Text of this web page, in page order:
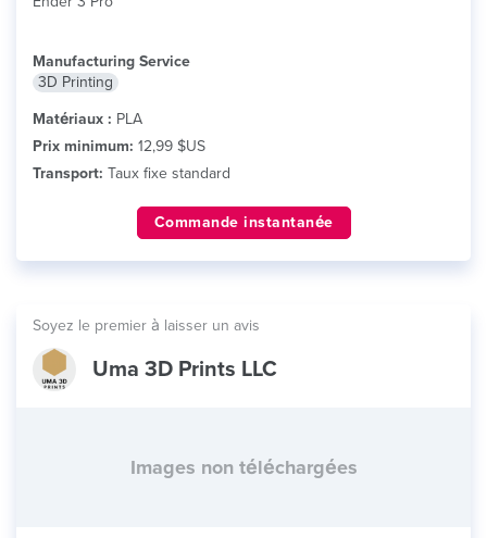
Manufacturing Service
3D Printing
Matériaux : PLA
Prix minimum: 12,99 $US
Transport: Taux fixe standard
Commande instantanée
Soyez le premier à laisser un avis
Uma 3D Prints LLC
Images non téléchargées